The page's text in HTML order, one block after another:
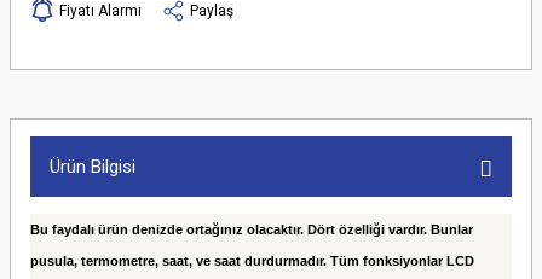
Fiyatı Alarmı
Paylaş
Ürün Bilgisi
Bu faydalı ürün denizde ortağınız olacaktır. Dört özelliği vardır. Bunlar
pusula, termometre, saat, ve saat durdurmadır. Tüm fonksiyonlar LCD